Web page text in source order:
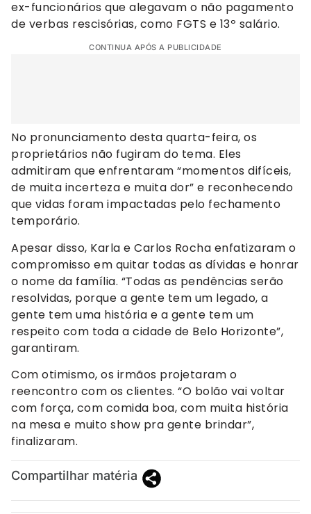
ex-funcionários que alegavam o não pagamento
de verbas rescisórias, como FGTS e 13º salário.
CONTINUA APÓS A PUBLICIDADE
No pronunciamento desta quarta-feira, os
proprietários não fugiram do tema. Eles
admitiram que enfrentaram “momentos difíceis,
de muita incerteza e muita dor” e reconhecendo
que vidas foram impactadas pelo fechamento
temporário.
Apesar disso, Karla e Carlos Rocha enfatizaram o
compromisso em quitar todas as dívidas e honrar
o nome da família. “Todas as pendências serão
resolvidas, porque a gente tem um legado, a
gente tem uma história e a gente tem um
respeito com toda a cidade de Belo Horizonte”,
garantiram.
Com otimismo, os irmãos projetaram o
reencontro com os clientes. “O bolão vai voltar
com força, com comida boa, com muita história
na mesa e muito show pra gente brindar”,
finalizaram.
Compartilhar matéria